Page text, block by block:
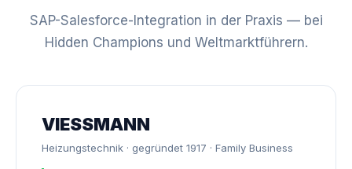
SAP-Salesforce-Integration in der Praxis — bei
Hidden Champions und Weltmarktführern.
VIESSMANN
Heizungstechnik · gegründet 1917 · Family Business